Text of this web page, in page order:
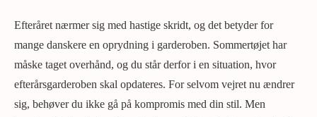
Efteråret nærmer sig med hastige skridt, og det betyder for
mange danskere en oprydning i garderoben. Sommertøjet har
måske taget overhånd, og du står derfor i en situation, hvor
efterårsgarderoben skal opdateres. For selvom vejret nu ændrer
sig, behøver du ikke gå på kompromis med din stil. Men